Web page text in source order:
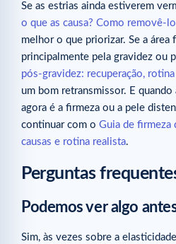
Se as estrias ainda estiverem
o que as causa? Como removê-
melhor o que priorizar. Se a área
principalmente pela gravidez ou
pós-gravidez: recuperação,
um bom retransmissor. E quando
agora é a firmeza ou a pele
continuar com o Guia de firmeza
causas e rotina realista.
Perguntas
Podemos ver algo
Sim, às vezes sobre a